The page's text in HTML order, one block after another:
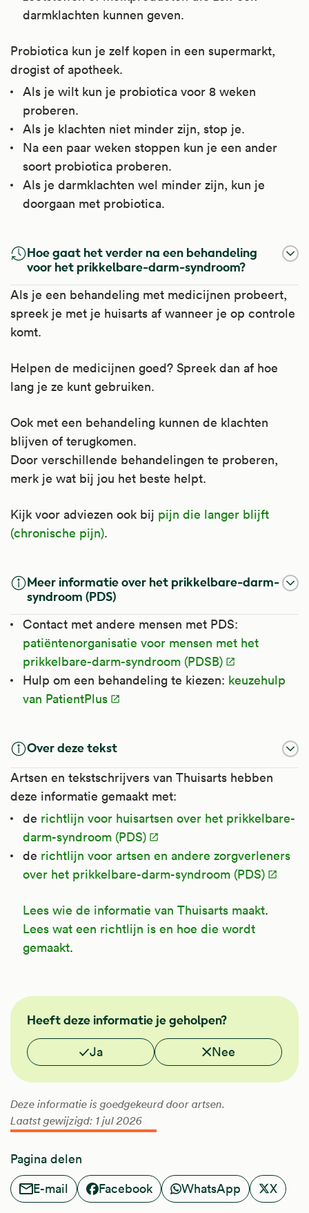
darmklachten kunnen geven.
Probiotica kun je zelf kopen in een supermarkt,
drogist of apotheek.
Als je wilt kun je probiotica voor 8 weken
proberen.
Als je klachten niet minder zijn, stop je.
Na een paar weken stoppen kun je een ander
soort probiotica proberen.
Als je darmklachten wel minder zijn, kun je
doorgaan met probiotica.
Hoe gaat het verder na een behandeling
voor het prikkelbare-darm-syndroom?
Als je een behandeling met medicijnen probeert,
spreek je met je huisarts af wanneer je op controle
komt.
Helpen de medicijnen goed? Spreek dan af hoe
lang je ze kunt gebruiken.
Ook met een behandeling kunnen de klachten
blijven of terugkomen.
Door verschillende behandelingen te proberen,
merk je wat bij jou het beste helpt.
Kijk voor adviezen ook bij pijn die langer blijft
(chronische pijn).
Meer informatie over het prikkelbare-darm-
syndroom (PDS)
Contact met andere mensen met PDS:
patiëntenorganisatie voor mensen met het
prikkelbare-darm-syndroom (PDSB)
Hulp om een behandeling te kiezen: keuzehulp
van PatientPlus
Over deze tekst
Artsen en tekstschrijvers van Thuisarts hebben
deze informatie gemaakt met:
de richtlijn voor huisartsen over het prikkelbare-
darm-syndroom (PDS)
de richtlijn voor artsen en andere zorgverleners
over het prikkelbare-darm-syndroom (PDS)
Lees wie de informatie van Thuisarts maakt.
Lees wat een richtlijn is en hoe die wordt
gemaakt.
NHG
Heeft deze informatie je geholpen?
Vond je deze informatie nuttig?
Ja Nee
Deze informatie is goedgekeurd door artsen.
Laatst gewijzigd: 1 jul 2026
Pagina delen
E-mail
Facebook WhatsApp X